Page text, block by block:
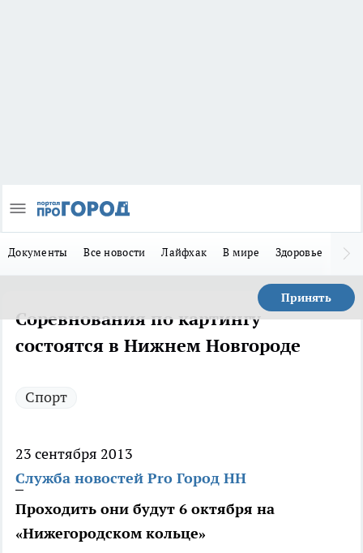
Документы Все новости Лайфхак В мире Здоровье
Принять
Соревнования по картингу
состоятся в Нижнем Новгороде
Спорт
23 сентября 2013
Служба новостей Pro Город НН
Проходить они будут 6 октября на
«Нижегородском кольце»